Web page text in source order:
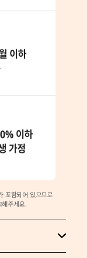
포함되어 있으므로
해주세요.